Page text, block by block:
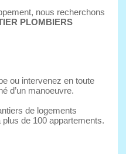
nous recherchons
PLOMBIERS
ou intervenez en toute
d’un manoeuvre.
de logements
plus de 100 appartements.